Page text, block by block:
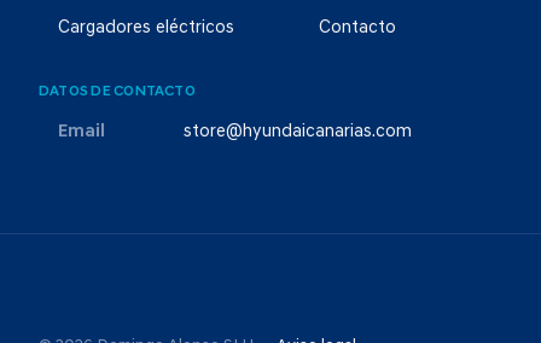
Cargadores eléctricos Contacto
DATOS DE CONTACTO
Email store@hyundaicanarias.com